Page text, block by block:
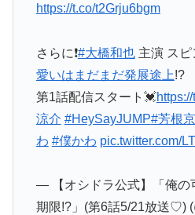
https://t.co/t2Grju6bgm
さらに❗#大橋和也主演 スピ
愛いはまだまだ発展途上!?
第1話配信スタート💓
涼介 #HeySayJUMP#芳根
わ #僕かわ pic.twitter.com/
— 【オシドラ公式】「俺の
期限!?」(第6話5/21放送♡)